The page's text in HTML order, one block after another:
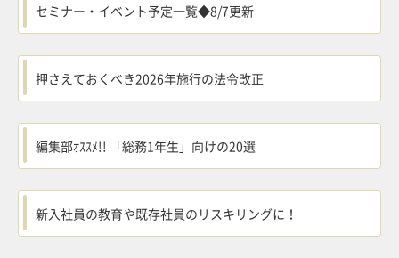
セミナー・イベント予定一覧◆8/7更新
押さえておくべき2026年施行の法令改正
編集部ｵｽｽﾒ!! 「総務1年生」向けの20選
新入社員の教育や既存社員のリスキリングに！